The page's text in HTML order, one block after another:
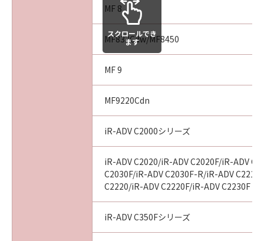
MF 8
MF832Cdw/MF8450
MF 9
MF9220Cdn
iR-ADV C2000シリーズ
iR-ADV C2020/iR-ADV C2020F/iR-ADV
C2030F/iR-ADV C2030F-R/iR-ADV
C2220/iR-ADV C2220F/iR-ADV C2230F
iR-ADV C350Fシリーズ
スクロールでき
ます